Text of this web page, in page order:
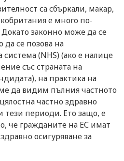
са сбъркали, макар,
е много по-
законно може да се
се позова на
(NHS) (ако е налице
със страната на
на практика на
да видим пълния частното
частно здравно
тези периоди. Ето защо, е
че гражданите на ЕС имат
осигуряване за